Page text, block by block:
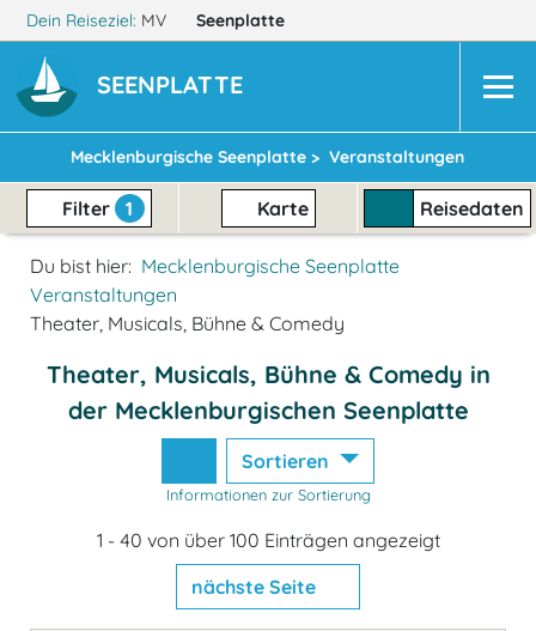
Dein Reiseziel: MV Seenplatte
SEENPLATTE
Mecklenburgische Seenplatte > Veranstaltungen
Filter 1 Karte Reisedaten
Du bist hier: Mecklenburgische Seenplatte
Veranstaltungen
Theater, Musicals, Bühne & Comedy
Theater, Musicals, Bühne & Comedy in
der Mecklenburgischen Seenplatte
Sortieren
Informationen zur Sortierung
1 - 40 von über 100 Einträgen angezeigt
nächste Seite